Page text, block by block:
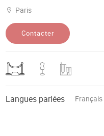
Paris
Contacter
Langues parlées Français